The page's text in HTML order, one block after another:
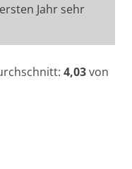
Jahr sehr
4,03von